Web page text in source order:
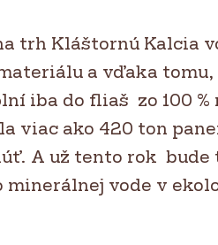
trh Kláštornú Kalcia
a vďaka tomu,
iba do fliaš zo 100 %
viac ako 420 ton
A už tento rok bude
vode v